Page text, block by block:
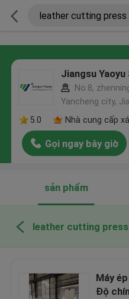
Jiangsu Yaoyu
No.8,
Yancheng city,
5.0
Nhà cung cấp
Gọi ngay bây giờ
sản phẩm
Máy
Độ